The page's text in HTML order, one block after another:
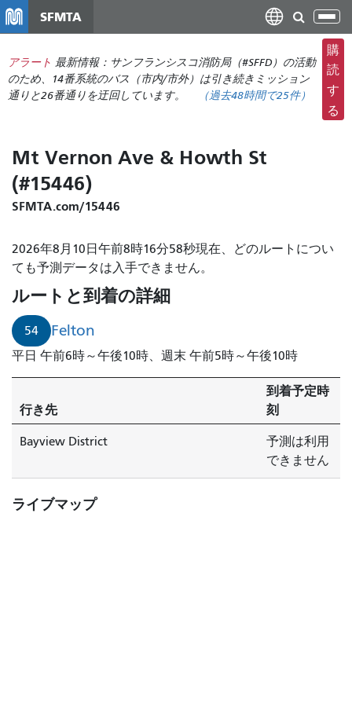
コ
ン
テ
に
SFMTA
ナ
ビ
ゲ
ー
シ
ョ
アラート 最新情報：サンフランシスコ消防局（#SFFD）の活動
のため、14番系統のバス（市内/市外）は引き続きミッション
通りと26番通りを迂回しています。
（過去48時間で25件）
購
読
す
る
Mt Vernon Ave & Howth St
(#15446)
SFMTA.com/15446
2026年8月10日午前8時16分58秒現在、どのルートについ
ても予測データは入手できません。
ルートと到着の詳細
54 Felton
平日 午前6時～午後10時、週末 午前5時～午後10時
行き先
到着予定時
刻
Bayview District
予測は利用
できません
ライブマップ